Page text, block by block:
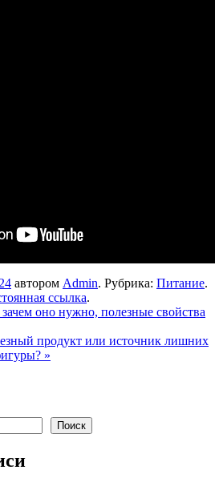
автором Admin. Рубрика: Питание.
ссылка.
оно нужно, полезные свойства
продукт или источник лишних
»
Поиск